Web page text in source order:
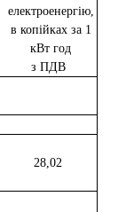
електроенергію,
в копійках за 1
кВт год
з ПДВ
28,02